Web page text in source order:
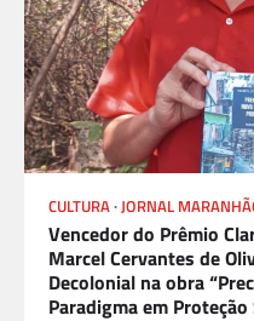
CULTURA JORNAL
Vencedor do Prêmio
Marcel Cervantes de
Decolonial na obra
Paradigma em Proteção